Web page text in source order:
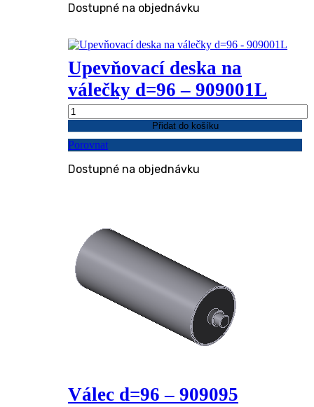
-
množství
Dostupné na objednávku
Upevňovací deska na
válečky d=96 – 909001L
Upevňovací
deska
na
válečky
-
Přidat do košíku
Porovnat
Dostupné na objednávku
Válec d=96 – 909095